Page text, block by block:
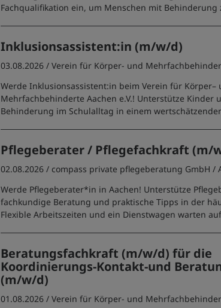
Fachqualifikation ein, um Menschen mit
Inklusionsassistent:in (m/w/d)
03.08.2026 /Verein für Körper- und
Werde Inklusionsassistent:in beim Verein für Körper–
Mehrfachbehinderte Aachen e.V.! Unterstütze Kinder
Behinderung im Schulalltag in einem
Pflegeberater / Pflegefachkraft (m/
02.08.2026 / compass private pflegeberatung GmbH /
Werde Pflegeberater*in in Aachen! Unterstütze
fachkundige Beratung und praktische Tipps in der
Flexible Arbeitszeiten und ein Dienstwagen warten
Beratungsfachkraft (m/w/d) für die
Koordinierungs-Kontakt-und
(m/w/d)
01.08.2026 /Verein für Körper- und